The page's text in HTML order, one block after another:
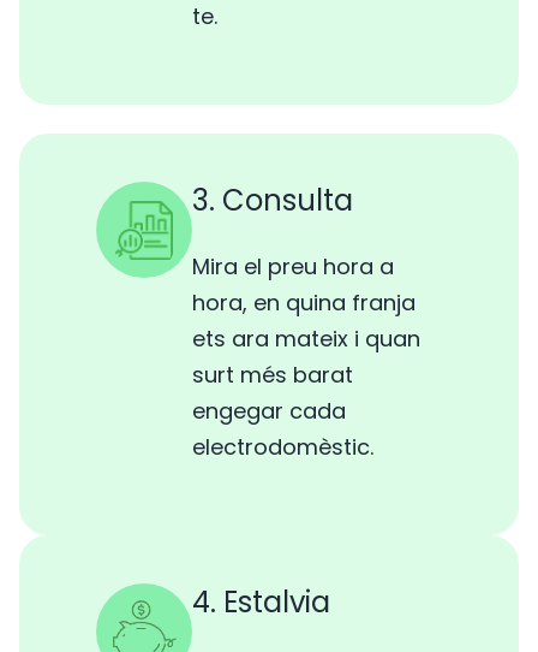
te.
3. Consulta
Mira el preu hora a
hora, en quina franja
ets ara mateix i quan
surt més barat
engegar cada
electrodomèstic.
4. Estalvia